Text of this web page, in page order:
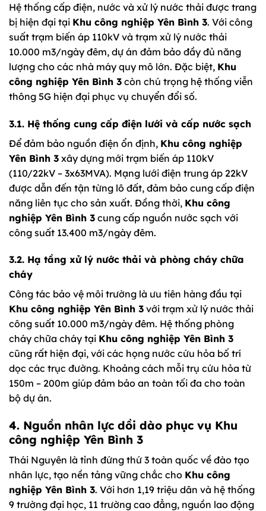
Hệ thống cấp điện, nước và xử lý nước thải được trang
bị hiện đại tại Khu công nghiệp Yên Bình 3. Với công
suất trạm biến áp 110kV và trạm xử lý nước thải
10.000 m3/ngày đêm, dự án đảm bảo đầy đủ năng
lượng cho các nhà máy quy mô lớn. Đặc biệt, Khu
công nghiệp Yên Bình 3 còn chú trọng hệ thống viễn
thông 5G hiện đại phục vụ chuyển đổi số.
3.1. Hệ thống cung cấp điện lưới và cấp nước sạch
Để đảm bảo nguồn điện ổn định, Khu công nghiệp
Yên Bình 3 xây dựng mới trạm biến áp 110kV
(110/22kV – 3x63MVA). Mạng lưới điện trung áp 22kV
được dẫn đến tận từng lô đất, đảm bảo cung cấp điện
năng liên tục cho sản xuất. Đồng thời, Khu công
nghiệp Yên Bình 3 cung cấp nguồn nước sạch với
công suất 13.400 m3/ngày đêm.
3.2. Hạ tầng xử lý nước thải và phòng cháy chữa
cháy
Công tác bảo vệ môi trường là ưu tiên hàng đầu tại
Khu công nghiệp Yên Bình 3 với trạm xử lý nước thải
công suất 10.000 m3/ngày đêm. Hệ thống phòng
cháy chữa cháy tại Khu công nghiệp Yên Bình 3
cũng rất hiện đại, với các họng nước cứu hỏa bố trí
dọc các trục đường. Khoảng cách mỗi trụ cứu hỏa từ
150m – 200m giúp đảm bảo an toàn tối đa cho toàn
bộ dự án.
4. Nguồn nhân lực dồi dào phục vụ Khu
công nghiệp Yên Bình 3
Thái Nguyên là tỉnh đứng thứ 3 toàn quốc về đào tạo
nhân lực, tạo nền tảng vững chắc cho Khu công
nghiệp Yên Bình 3. Với hơn 1,19 triệu dân và hệ thống
9 trường đại học, 11 trường cao đẳng, nguồn lao động